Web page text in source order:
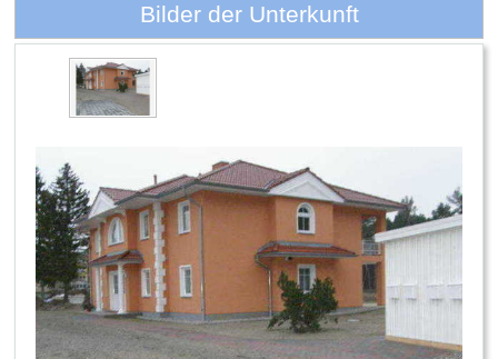
Bilder der Unterkunft